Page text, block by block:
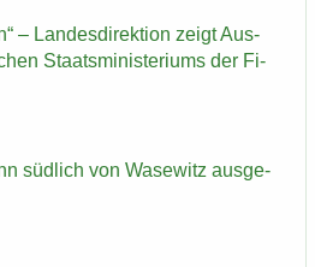
– Lan­des­di­rek­ti­on zeigt Aus­
Staats­mi­nis­te­ri­ums der Fi­
süd­lich von Wase­witz aus­ge­